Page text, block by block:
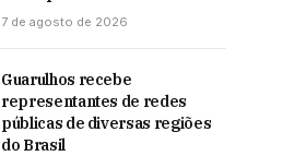
7 de agosto de 2026
Guarulhos recebe
representantes de redes
públicas de diversas regiões
do Brasil